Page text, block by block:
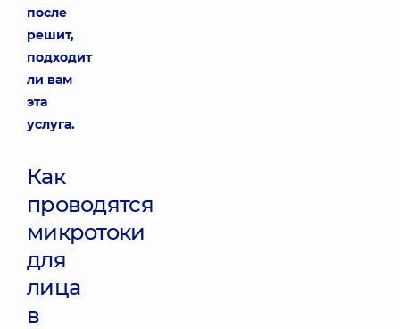
после
решит,
подходит
ли вам
эта
услуга.
Как
проводятся
микротоки
для
лица
в